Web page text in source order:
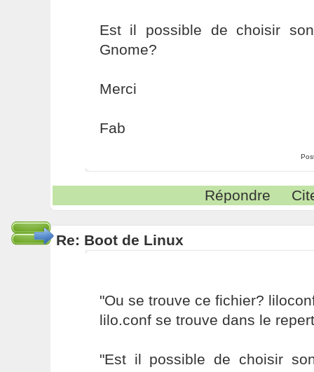
Est il possible de choisir
Gnome?
Merci
Fab
Répondre
Re: Boot de Linux
"Ou se trouve ce fichier?
lilo.conf se trouve dans le
"Est il possible de choisir